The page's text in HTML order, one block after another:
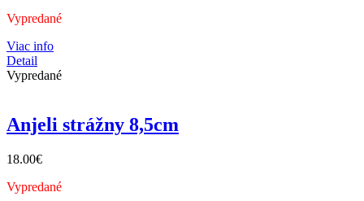
Vypredané
Viac info
Detail
Vypredané
Anjeli strážny 8,5cm
18.00€
Vypredané